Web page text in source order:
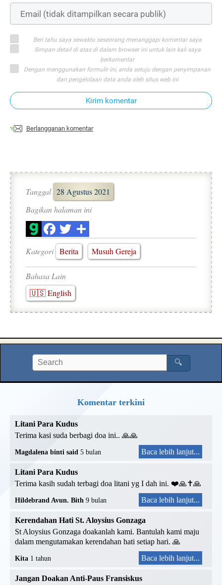
Beri tahu saya sewaktu seseorang menanggapi komentar saya
Simpan detail di atas di dalam browser ini untuk lain kali saya
berkomentar
Dengan menggunakan formulir ini, anda setuju dengan penyimpanan
dan pengelolaan data anda oleh situs web ini
Kirim komentar
Berlangganan komentar
Tanggal 28 Agustus 2021
Bagikan halaman ini
Kategori Berita Musuh Gereja
Bahasa Lain
🇺🇸 English
🔍
Komentar terkini
Litani Para Kudus
Terima kasi suda berbagi doa ini.. 🙏🙏
Magdalena binti said 5 bulan Baca lebih lanjut...
Litani Para Kudus
Terima kasih sudah terbagi doa litani yg I dah ini. ❤️🙏✝️🙏
Hildebrand Avun. Bith 9 bulan Baca lebih lanjut...
Kerendahan Hati St. Aloysius Gonzaga
St Aloysius Gonzaga doakanlah kami. Bantulah kami maju
dalam mengutamakan kerendahan hati setiap hari. 🙏
Kita 1 tahun Baca lebih lanjut...
Jangan Doakan Anti-Paus Fransiskus